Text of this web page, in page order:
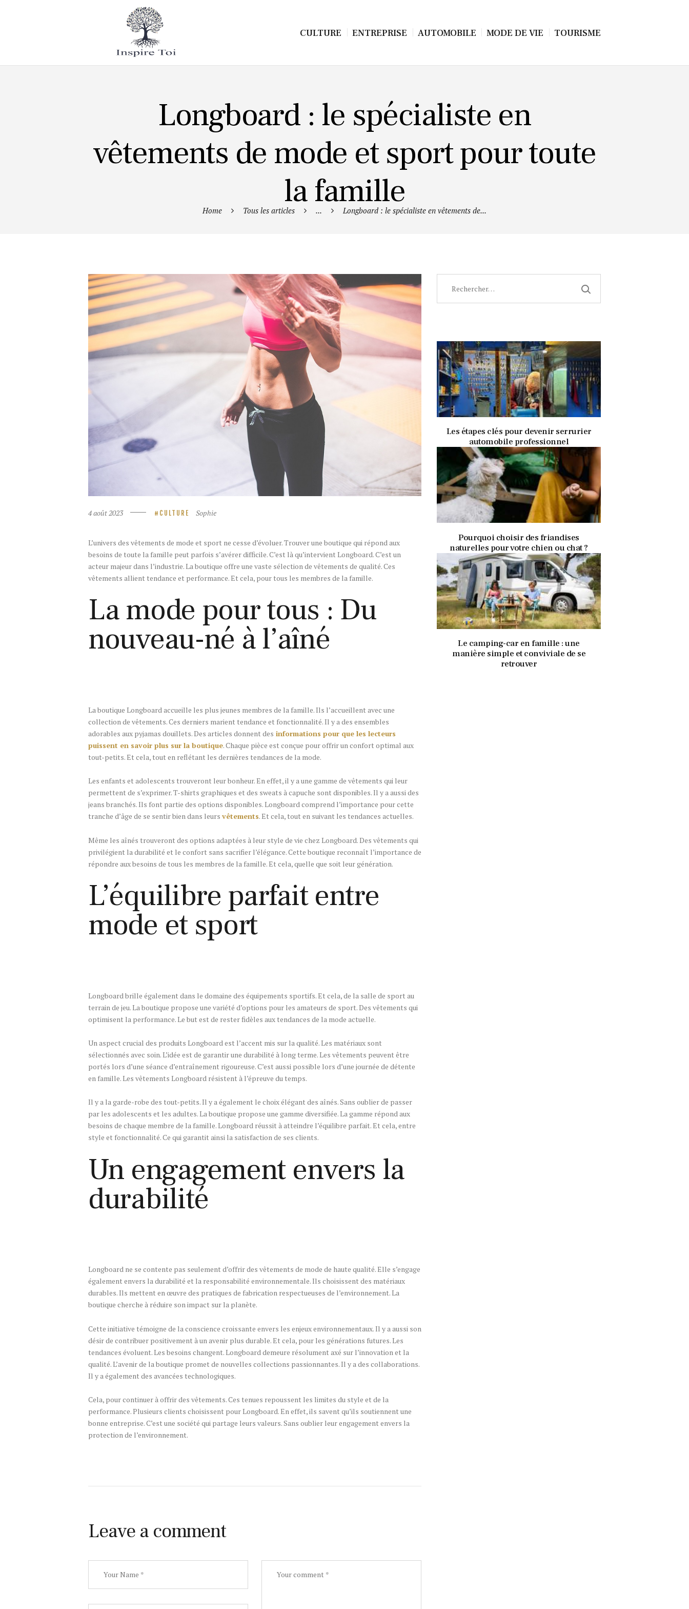
CULTURE ENTREPRISE AUTOMOBILE MODE DE VIE TOURISME
Longboard : le spécialiste en
vêtements de mode et sport pour toute
la famille
Home Tous les articles ... Longboard : le spécialiste en vêtements de...
4 août 2023 CULTURE Sophie
L’univers des vêtements de mode et sport ne cesse d’évoluer. Trouver une boutique qui répond aux
besoins de toute la famille peut parfois s’avérer difficile. C’est là qu’intervient Longboard. C’est un
acteur majeur dans l’industrie. La boutique offre une vaste sélection de vêtements de qualité. Ces
vêtements allient tendance et performance. Et cela, pour tous les membres de la famille.
La mode pour tous : Du
nouveau-né à l’aîné
La boutique Longboard accueille les plus jeunes membres de la famille. Ils l’accueillent avec une
collection de vêtements. Ces derniers marient tendance et fonctionnalité. Il y a des ensembles
adorables aux pyjamas douillets. Des articles donnent des informations pour que les lecteurs
puissent en savoir plus sur la boutique. Chaque pièce est conçue pour offrir un confort optimal aux
tout-petits. Et cela, tout en reflétant les dernières tendances de la mode.
Les enfants et adolescents trouveront leur bonheur. En effet, il y a une gamme de vêtements qui leur
permettent de s’exprimer. T-shirts graphiques et des sweats à capuche sont disponibles. Il y a aussi des
jeans branchés. Ils font partie des options disponibles. Longboard comprend l’importance pour cette
tranche d’âge de se sentir bien dans leurs vêtements. Et cela, tout en suivant les tendances actuelles.
Même les aînés trouveront des options adaptées à leur style de vie chez Longboard. Des vêtements qui
privilégient la durabilité et le confort sans sacrifier l’élégance. Cette boutique reconnaît l’importance de
répondre aux besoins de tous les membres de la famille. Et cela, quelle que soit leur génération.
L’équilibre parfait entre
mode et sport
Longboard brille également dans le domaine des équipements sportifs. Et cela, de la salle de sport au
terrain de jeu. La boutique propose une variété d’options pour les amateurs de sport. Des vêtements qui
optimisent la performance. Le but est de rester fidèles aux tendances de la mode actuelle.
Un aspect crucial des produits Longboard est l’accent mis sur la qualité. Les matériaux sont
sélectionnés avec soin. L’idée est de garantir une durabilité à long terme. Les vêtements peuvent être
portés lors d’une séance d’entraînement rigoureuse. C’est aussi possible lors d’une journée de détente
en famille. Les vêtements Longboard résistent à l’épreuve du temps.
Il y a la garde-robe des tout-petits. Il y a également le choix élégant des aînés. Sans oublier de passer
par les adolescents et les adultes. La boutique propose une gamme diversifiée. La gamme répond aux
besoins de chaque membre de la famille. Longboard réussit à atteindre l’équilibre parfait. Et cela, entre
style et fonctionnalité. Ce qui garantit ainsi la satisfaction de ses clients.
Un engagement envers la
durabilité
Longboard ne se contente pas seulement d’offrir des vêtements de mode de haute qualité. Elle s’engage
également envers la durabilité et la responsabilité environnementale. Ils choisissent des matériaux
durables. Ils mettent en œuvre des pratiques de fabrication respectueuses de l’environnement. La
boutique cherche à réduire son impact sur la planète.
Cette initiative témoigne de la conscience croissante envers les enjeux environnementaux. Il y a aussi son
désir de contribuer positivement à un avenir plus durable. Et cela, pour les générations futures. Les
tendances évoluent. Les besoins changent. Longboard demeure résolument axé sur l’innovation et la
qualité. L’avenir de la boutique promet de nouvelles collections passionnantes. Il y a des collaborations.
Il y a également des avancées technologiques.
Cela, pour continuer à offrir des vêtements. Ces tenues repoussent les limites du style et de la
performance. Plusieurs clients choisissent pour Longboard. En effet, ils savent qu’ils soutiennent une
bonne entreprise. C’est une société qui partage leurs valeurs. Sans oublier leur engagement envers la
protection de l’environnement.
Leave a comment
4 août 2023 337Views
0Likes
Les étapes clés pour devenir serrurier
automobile professionnel
4 août 2023 343
Views
0Likes
Pourquoi choisir des friandises
naturelles pour votre chien ou chat ?
4 août 2023 339Views
0Likes
Le camping-car en famille : une
manière simple et conviviale de se
retrouver